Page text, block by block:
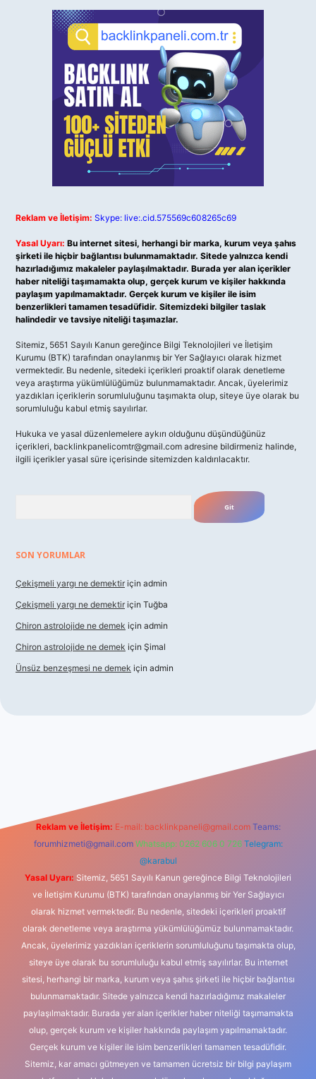
Reklam ve İletişim: Skype: live:.cid.575569c608265c69
Yasal Uyarı: Bu internet sitesi, herhangi bir marka, kurum veya şahıs
şirketi ile hiçbir bağlantısı bulunmamaktadır. Sitede yalnızca kendi
hazırladığımız makaleler paylaşılmaktadır. Burada yer alan içerikler
haber niteliği taşımamakta olup, gerçek kurum ve kişiler hakkında
paylaşım yapılmamaktadır. Gerçek kurum ve kişiler ile isim
benzerlikleri tamamen tesadüfidir. Sitemizdeki bilgiler taslak
halindedir ve tavsiye niteliği taşımazlar.
Sitemiz, 5651 Sayılı Kanun gereğince Bilgi Teknolojileri ve İletişim
Kurumu (BTK) tarafından onaylanmış bir Yer Sağlayıcı olarak hizmet
vermektedir. Bu nedenle, sitedeki içerikleri proaktif olarak denetleme
veya araştırma yükümlülüğümüz bulunmamaktadır. Ancak, üyelerimiz
yazdıkları içeriklerin sorumluluğunu taşımakta olup, siteye üye olarak bu
sorumluluğu kabul etmiş sayılırlar.
Hukuka ve yasal düzenlemelere aykırı olduğunu düşündüğünüz
içerikleri, backlinkpanelicomtr@gmail.com adresine bildirmeniz halinde,
ilgili içerikler yasal süre içerisinde sitemizden kaldırılacaktır.
SON YORUMLAR
Çekişmeli yargı ne demektir için admin
Çekişmeli yargı ne demektir için Tuğba
Chiron astrolojide ne demek için admin
Chiron astrolojide ne demek için Şimal
Ünsüz benzeşmesi ne demek için admin
Reklam ve İletişim: E-mail: backlinkpaneli@gmail.com Teams:
forumhizmeti@gmail.com Whatsapp: 0262 606 0 726 Telegram:
@karabul
Yasal Uyarı: Sitemiz, 5651 Sayılı Kanun gereğince Bilgi Teknolojileri
ve İletişim Kurumu (BTK) tarafından onaylanmış bir Yer Sağlayıcı
olarak hizmet vermektedir. Bu nedenle, sitedeki içerikleri proaktif
olarak denetleme veya araştırma yükümlülüğümüz bulunmamaktadır.
Ancak, üyelerimiz yazdıkları içeriklerin sorumluluğunu taşımakta olup,
siteye üye olarak bu sorumluluğu kabul etmiş sayılırlar. Bu internet
sitesi, herhangi bir marka, kurum veya şahıs şirketi ile hiçbir bağlantısı
bulunmamaktadır. Sitede yalnızca kendi hazırladığımız makaleler
paylaşılmaktadır. Burada yer alan içerikler haber niteliği taşımamakta
olup, gerçek kurum ve kişiler hakkında paylaşım yapılmamaktadır.
Gerçek kurum ve kişiler ile isim benzerlikleri tamamen tesadüfidir.
Sitemiz, kar amacı gütmeyen ve tamamen ücretsiz bir bilgi paylaşım